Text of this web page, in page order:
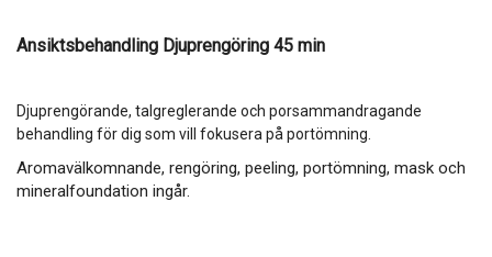
Ansiktsbehandling Djuprengöring 45 min
Djuprengörande, talgreglerande och porsammandragande
behandling för dig som vill fokusera på portömning.
Aromavälkomnande, rengöring, peeling, portömning, mask och
mineralfoundation ingår.